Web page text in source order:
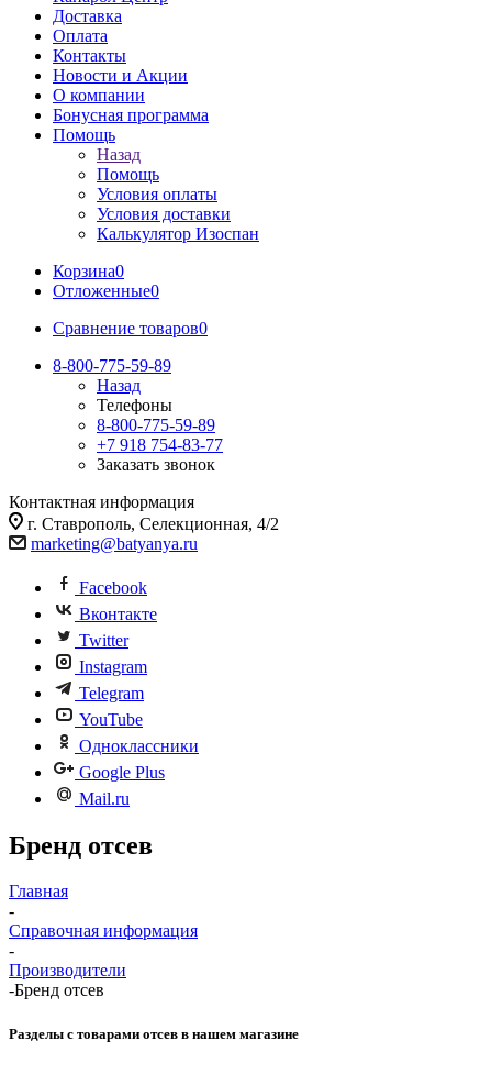
Доставка
Оплата
Контакты
Новости и Акции
О компании
Бонусная программа
Помощь
Назад
Помощь
Условия оплаты
Условия доставки
Калькулятор Изоспан
Корзина0
Отложенные0
Сравнение товаров0
8-800-775-59-89
Назад
Телефоны
8-800-775-59-89
+7 918 754-83-77
Заказать звонок
Контактная информация
г. Ставрополь, Селекционная, 4/2
marketing@batyanya.ru
Facebook
Вконтакте
Twitter
Instagram
Telegram
YouTube
Одноклассники
Google Plus
Mail.ru
Бренд отсев
Главная
-
Справочная информация
-
Производители
-Бренд отсев
Разделы с товарами отсев в нашем магазине